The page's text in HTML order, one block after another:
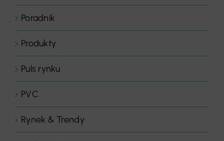
Poradnik
Produkty
Puls rynku
PVC
Rynek & Trendy